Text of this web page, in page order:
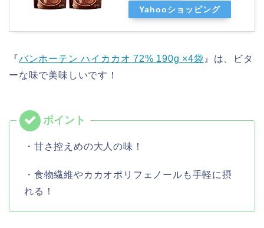
Yahooショッピング
『バンホーテン ハイカカオ 72% 190g ×4袋 』は、ビタ
ーな味で美味しいです！
・甘さ控えめの大人の味！
・食物繊維やカカオポリフェノールも手軽に摂
れる！